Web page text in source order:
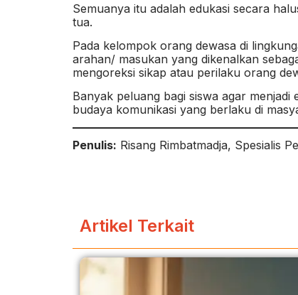
Semuanya itu adalah edukasi secara
tua.
Pada kelompok orang dewasa di
arahan/ masukan yang dikenalkan
mengoreksi sikap atau perilaku orang
Banyak peluang bagi siswa agar
budaya komunikasi yang berlaku di
Penulis: Risang Rimbatmadja, Spesialis
Artikel Terkait